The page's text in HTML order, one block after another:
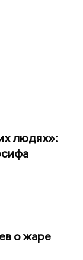
людях»:
о жаре